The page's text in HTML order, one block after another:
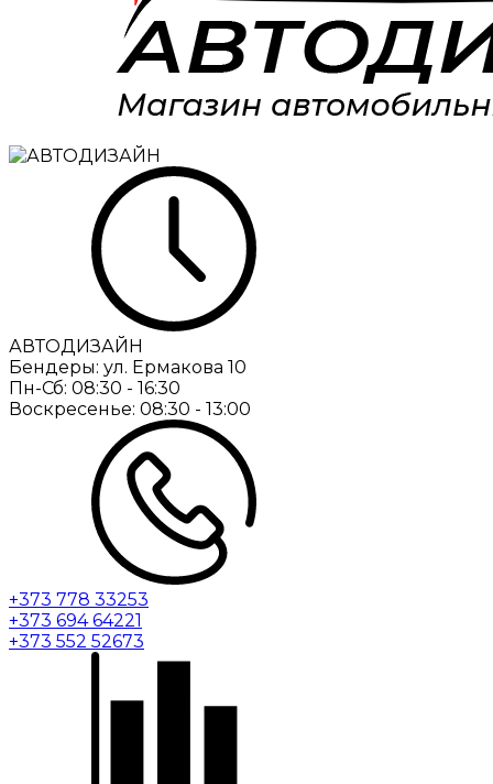
АВТОДИЗАЙН
Бендеры: ул. Ермакова 10
Пн-Сб: 08:30 - 16:30
Воскресенье: 08:30 - 13:00
+373 778 33253
+373 694 64221
+373 552 52673